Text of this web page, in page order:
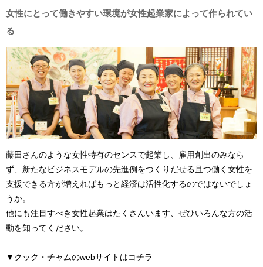
女性にとって働きやすい環境が女性起業家によって作られてい
る
藤田さんのような女性特有のセンスで起業し、雇用創出のみなら
ず、新たなビジネスモデルの先進例をつくりだせる且つ働く女性を
支援できる方が増えればもっと経済は活性化するのではないでしょ
うか。
他にも注目すべき女性起業はたくさんいます、ぜひいろんな方の活
動を知ってください。
▼クック・チャムのwebサイトはコチラ